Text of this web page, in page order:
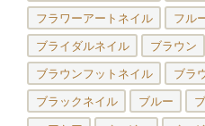
フラワーアートネイル フル
ブライダルネイル ブラウン
ブラウンフットネイル ブラ
ブラックネイル ブルー